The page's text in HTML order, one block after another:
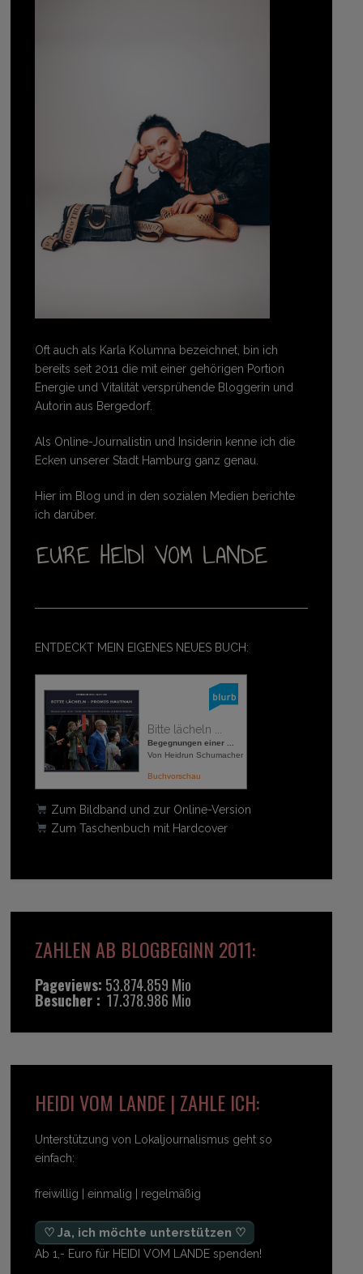
Oft auch als Karla Kolumna bezeichnet, bin ich
bereits seit 2011 die mit einer gehörigen Portion
Energie und Vitalität versprühende Bloggerin und
Autorin aus Bergedorf.
Als Online-Journalistin und Insiderin kenne ich die
Ecken unserer Stadt Hamburg ganz genau.
Hier im Blog und in den sozialen Medien berichte
ich darüber.
ENTDECKT MEIN EIGENES NEUES BUCH:
Bitte lächeln ...
Begegnungen einer ...
Von Heidrun Schumacher
Buchvorschau
Zum Bildband und zur Online-Version
Zum Taschenbuch mit Hardcover
ZAHLEN AB BLOGBEGINN 2011:
Pageviews: 53.874.859 Mio
Besucher : 17.378.986 Mio
HEIDI VOM LANDE | ZAHLE ICH:
Unterstützung von Lokaljournalismus geht so
einfach:
freiwillig | einmalig | regelmäßig
♡ Ja, ich möchte unterstützen ♡
Ab 1,- Euro für HEIDI VOM LANDE spenden!